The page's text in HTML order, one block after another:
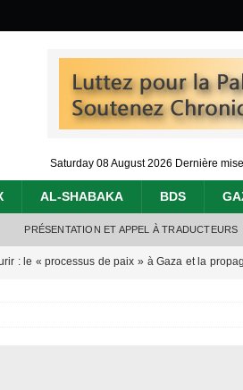
Saturday 08 August 2026 Dernière
AL-SHABAKA BDS
PRÉSENTATION ET APPEL À TRADUCTEURS
: le « processus de paix » à Gaza et la
annonce un « accord de paix » à Gaza, les